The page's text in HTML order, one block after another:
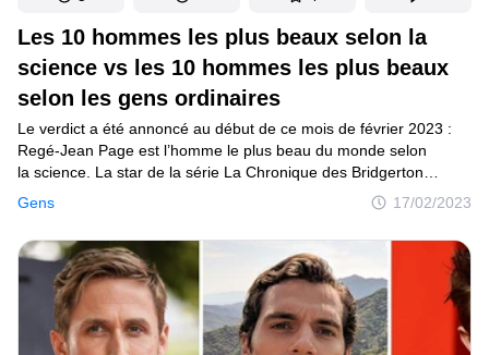
Les 10 hommes les plus beaux selon la
science vs les 10 hommes les plus beaux
selon les gens ordinaires
Gens 17/02/2023
Le verdict a été annoncé au début de ce mois de février 2023 :
Regé-Jean Page est l’homme le plus beau du monde selon
la science. La star de la série La Chronique des Bridgerton
a ainsi détrôné Robert Pattinson qui détenait le titre l’année
dernière. Mais es-tu d’accord avec cet avis de la science ?